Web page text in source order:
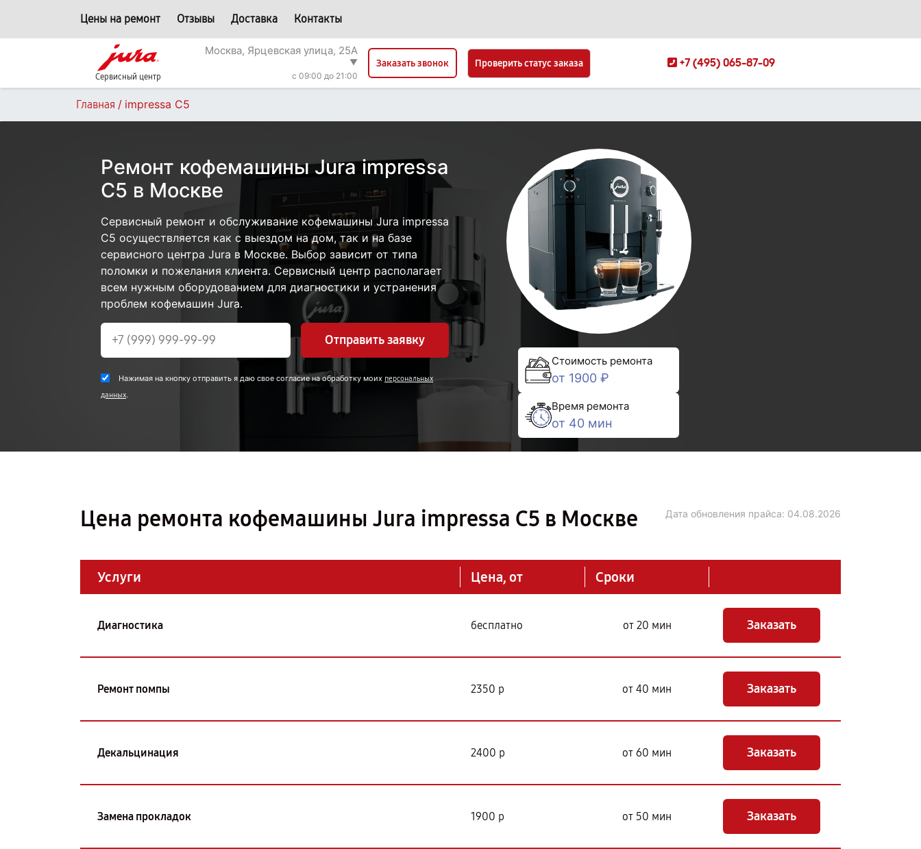
Цены на ремонт Отзывы Доставка Контакты
Сервисный центр
Москва, Ярцевская улица, 25А
▼
c 09:00 до 21:00
Заказать звонок Проверить статус заказа +7 (495) 065-87-09
Главная / impressa С5
Ремонт кофемашины Jura impressa
С5 в Москве
Сервисный ремонт и обслуживание кофемашины Jura impressa
С5 осуществляется как с выездом на дом, так и на базе
сервисного центра Jura в Москве. Выбор зависит от типа
поломки и пожелания клиента. Сервисный центр располагает
всем нужным оборудованием для диагностики и устранения
проблем кофемашин Jura.
Отправить заявку
Нажимая на кнопку отправить я даю свое согласие на обработку моих персональных
данных.
Стоимость ремонта
от 1900 ₽
Время ремонта
от 40 мин
Цена ремонта кофемашины Jura impressa С5 в Москве Дата обновления прайса: 04.08.2026
Услуги Цена, от Сроки
Диагностика бесплатно от 20 мин Заказать
Ремонт помпы 2350 р от 40 мин Заказать
Декальцинация 2400 р от 60 мин Заказать
Замена прокладок 1900 р от 50 мин Заказать